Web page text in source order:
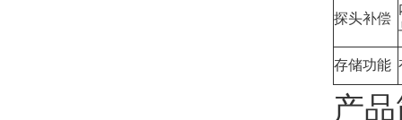
探头补偿
存储功能
产